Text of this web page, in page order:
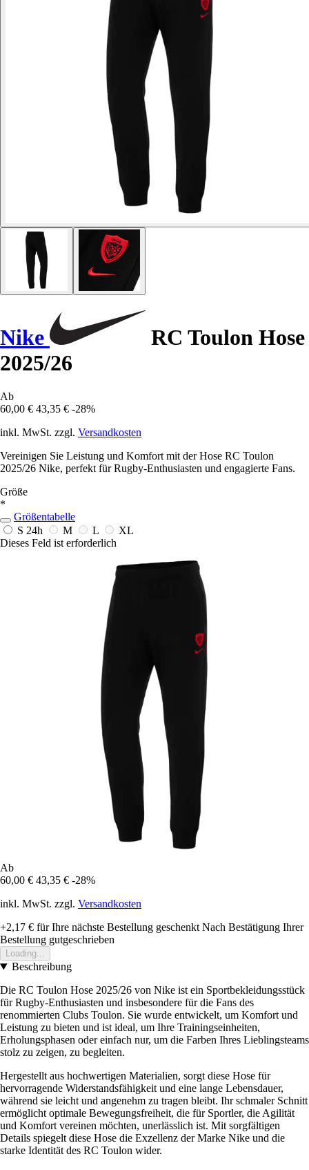
Nike
RC Toulon Hose
2025/26
Ab
60,00 € 43,35 € -28%
inkl. MwSt. zzgl. Versandkosten
Vereinigen Sie Leistung und Komfort mit der Hose RC Toulon
2025/26 Nike, perfekt für Rugby-Enthusiasten und engagierte Fans.
Größe
*
Größentabelle
S 24h M L
XL
Dieses Feld ist erforderlich
Ab
60,00 € 43,35 € -28%
inkl. MwSt. zzgl. Versandkosten
+2,17 € für Ihre nächste Bestellung geschenkt Nach Bestätigung Ihrer
Bestellung gutgeschrieben
Loading...
Beschreibung
Die RC Toulon Hose 2025/26 von Nike ist ein Sportbekleidungsstück
für Rugby-Enthusiasten und insbesondere für die Fans des
renommierten Clubs Toulon. Sie wurde entwickelt, um Komfort und
Leistung zu bieten und ist ideal, um Ihre Trainingseinheiten,
Erholungsphasen oder einfach nur, um die Farben Ihres Lieblingsteams
stolz zu zeigen, zu begleiten.
Hergestellt aus hochwertigen Materialien, sorgt diese Hose für
hervorragende Widerstandsfähigkeit und eine lange Lebensdauer,
während sie leicht und angenehm zu tragen bleibt. Ihr schmaler Schnitt
ermöglicht optimale Bewegungsfreiheit, die für Sportler, die Agilität
und Komfort vereinen möchten, unerlässlich ist. Mit sorgfältigen
Details spiegelt diese Hose die Exzellenz der Marke Nike und die
starke Identität des RC Toulon wider.